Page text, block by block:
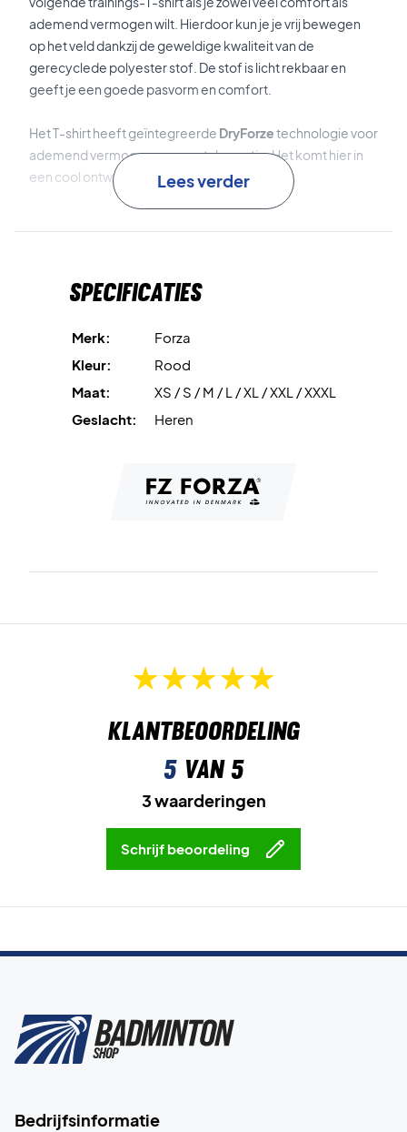
ademend vermogen wilt. Hierdoor kun je je vrij bewegen
op het veld dankzij de geweldige kwaliteit van de
gerecyclede polyester stof. De stof is licht rekbaar en
geeft je een goede pasvorm en comfort.
Het T-shirt heeft geïntegreerde DryForzetechnologie voor
ademend vermogen en zweetabsorptie. Het komt hier in
een cool ontwerp in rood met zwarte details.
geweldig design.
Materiaal: 100% polyester
FZ223676
Lees verder
Specificaties
Merk:
Forza
Kleur:
Rood
Maat:
XS / S / M / L / XL / XXL / XXXL
Geslacht:
Heren
Klantbeoordeling
5van 5
3 waarderingen
Schrijf beoordeling
Bedrijfsinformatie